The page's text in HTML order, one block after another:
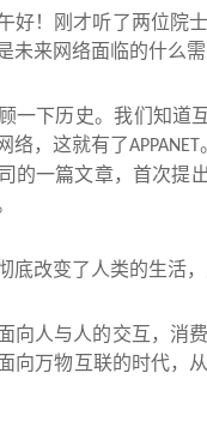
好！刚才听了两位院
未来网络面临的什么需
一下历史。我们知道
络，这就有了APPANET
的一篇文章，首次提
底改变了人类的生活
向人与人的交互，消
向万物互联的时代，